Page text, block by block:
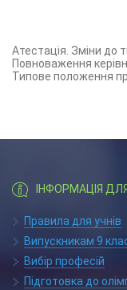
Атестація. Зміни до
Повноваження
Типове положення
ІНФОРМАЦІЯ
Правила для учнів
Випускникам 9
Вибір професій
Підготовка до